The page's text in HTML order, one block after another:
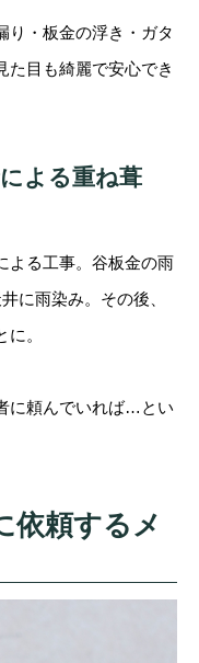
り・板金の浮き・ガタ
た目も綺麗で安心でき
による重ね葺
よる工事。谷板金の雨
に雨染み。その後、
。
に頼んでいれば…とい
依頼するメ